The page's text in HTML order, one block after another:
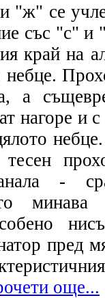
"ж" се
със "с" и
край на
а
нагоре и
тесен
-
минава
пред
още...